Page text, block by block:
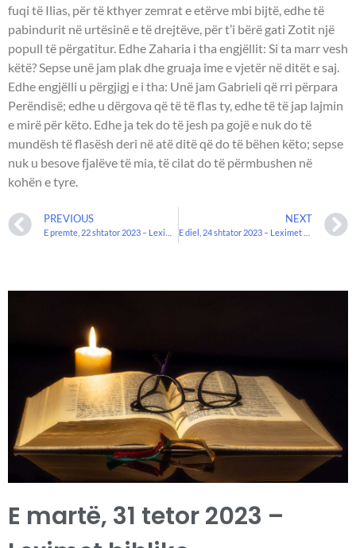
fuqi të Ilias, për të kthyer zemrat e etërve mbi bijtë, edhe të
pabindurit në urtësinë e të drejtëve, për t’i bërë gati Zotit një
popull të përgatitur. Edhe Zaharia i tha engjëllit: Si ta marr vesh
këtë? Sepse unë jam plak dhe gruaja ime e vjetër në ditët e saj.
Edhe engjëlli u përgjigj e i tha: Unë jam Gabrieli që rri përpara
Perëndisë; edhe u dërgova që të të flas ty, edhe të të jap lajmin
e mirë për këto. Edhe ja tek do të jesh pa gojë e nuk do të
mundësh të flasësh deri në atë ditë që do të bëhen këto; sepse
nuk u besove fjalëve të mia, të cilat do të përmbushen në
kohën e tyre.
PREVIOUS NEXT
E martë, 31 tetor 2023 –